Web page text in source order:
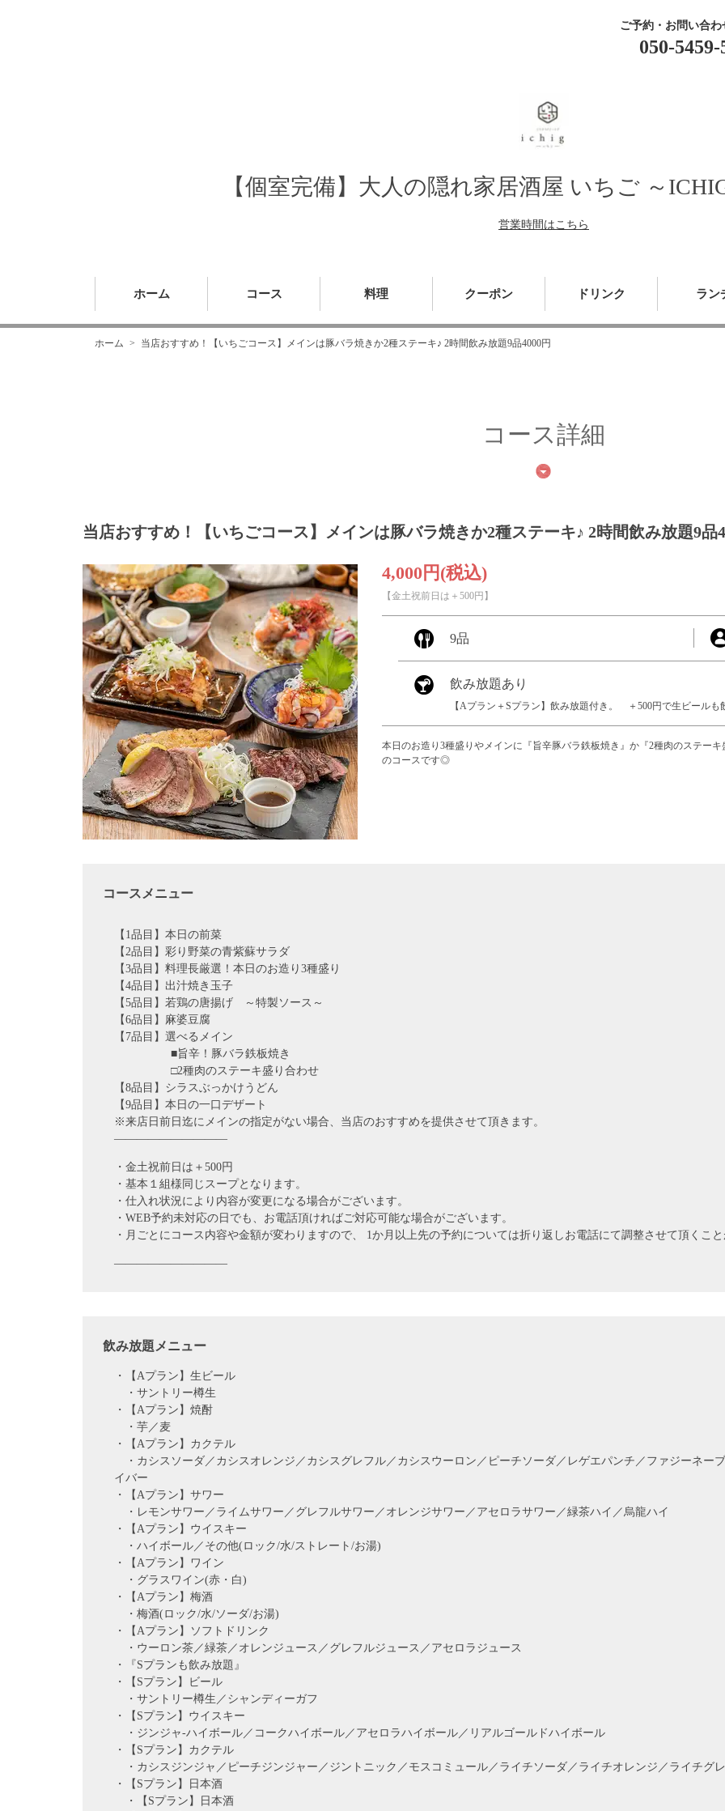
ご予約・お問い合わ
050-5459-
【個室完備】大人の隠れ家居酒屋 いちご ～
営業時間はこちら
ホーム コース 料理 クーポン ドリンク ラン
ホーム 当店おすすめ！【いちごコース】メインは豚バラ焼きか2種ステーキ♪ 2時間飲み放題9品4000円
コース詳細
当店おすすめ！【いちごコース】メインは豚バラ焼きか2種ステーキ♪ 2時間飲み放題9品
4,000円 (税込)
【金土祝前日は＋500円】
9品
飲み放題あり
【Aプラン＋Sプラン】飲み放題付き。 ＋500円で生ビールも
本日のお造り3種盛りやメインに『旨辛豚バラ鉄板焼き』か『2種肉のステー
のコースです◎
コースメニュー
【1品目】本日の前菜
【2品目】彩り野菜の青紫蘇サラダ
【3品目】料理長厳選！本日のお造り3種盛り
【4品目】出汁焼き玉子
【5品目】若鶏の唐揚げ ～特製ソース～
【6品目】麻婆豆腐
【7品目】選べるメイン
■旨辛！豚バラ鉄板焼き
□2種肉のステーキ盛り合わせ
【8品目】シラスぶっかけうどん
【9品目】本日の一口デザート
※来店日前日迄にメインの指定がない場合、当店のおすすめを提供させて頂きます。
――――――――――
・金土祝前日は＋500円
・基本１組様同じスープとなります。
・仕入れ状況により内容が変更になる場合がございます。
・WEB予約未対応の日でも、お電話頂ければご対応可能な場合がございます。
・月ごとにコース内容や金額が変わりますので、 1か月以上先の予約については折り返しお電話にて調整させて頂くこと
――――――――――
飲み放題メニュー
・【Aプラン】生ビール
・サントリー樽生
・【Aプラン】焼酎
・芋／麦
・【Aプラン】カクテル
・カシスソーダ／カシスオレンジ／カシスグレフル／カシスウーロン／ピーチソーダ／レゲエパンチ／ファジーネー
イバー
・【Aプラン】サワー
・レモンサワー／ライムサワー／グレフルサワー／オレンジサワー／アセロラサワー／緑茶ハイ／烏龍ハイ
・【Aプラン】ウイスキー
・ハイボール／その他(ロック/水/ストレート/お湯)
・【Aプラン】ワイン
・グラスワイン(赤・白)
・【Aプラン】梅酒
・梅酒(ロック/水/ソーダ/お湯)
・【Aプラン】ソフトドリンク
・ウーロン茶／緑茶／オレンジュース／グレフルジュース／アセロラジュース
・『Sプランも飲み放題』
・【Sプラン】ビール
・サントリー樽生／シャンディーガフ
・【Sプラン】ウイスキー
・ジンジャ-ハイボール／コークハイボール／アセロラハイボール／リアルゴールドハイボール
・【Sプラン】カクテル
・カシスジンジャ／ピーチジンジャー／ジントニック／モスコミュール／ライチソーダ／ライチオレンジ／ライチグ
・【Sプラン】日本酒
・【Sプラン】日本酒